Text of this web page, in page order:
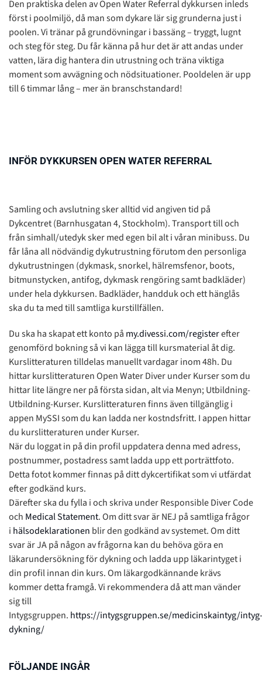
Den praktiska delen av Open Water Referral dykkursen inleds
först i poolmiljö, då man som dykare lär sig grunderna just i
poolen. Vi tränar på grundövningar i bassäng – tryggt, lugnt
och steg för steg. Du får känna på hur det är att andas under
vatten, lära dig hantera din utrustning och träna viktiga
moment som avvägning och nödsituationer. Pooldelen är upp
till 6 timmar lång – mer än branschstandard!
INFÖR DYKKURSEN OPEN WATER REFERRAL
Samling och avslutning sker alltid vid angiven tid på
Dykcentret (Barnhusgatan 4, Stockholm). Transport till och
från simhall/utedyk sker med egen bil alt i våran minibuss. Du
får låna all nödvändig dykutrustning förutom den personliga
dykutrustningen (dykmask, snorkel, hälremsfenor, boots,
bitmunstycken, antifog, dykmask rengöring samt badkläder)
under hela dykkursen. Badkläder, handduk och ett hänglås
ska du ta med till samtliga kurstillfällen.
Du ska ha skapat ett konto på my.divessi.com/registerefter
genomförd bokning så vi kan lägga till kursmaterial åt dig.
Kurslitteraturen tilldelas manuellt vardagar inom 48h. Du
hittar kurslitteraturen Open Water Diver under Kurser som du
hittar lite längre ner på första sidan, alt via Menyn; Utbildning-
Utbildning-Kurser. Kurslitteraturen finns även tillgänglig i
appen MySSI som du kan ladda ner kostndsfritt. I appen hittar
du kurslitteraturen under Kurser.
När du loggat in på din profil uppdatera denna med adress,
postnummer, postadress samt ladda upp ett porträttfoto.
Detta fotot kommer finnas på ditt dykcertifikat som vi utfärdat
efter godkänd kurs.
Därefter ska du fylla i och skriva under Responsible Diver Code
och Medical Statement. Om ditt svar är NEJ på samtliga frågor
i hälsodeklarationen blir den godkänd av systemet. Om ditt
svar är JA på någon av frågorna kan du behöva göra en
läkarundersökning för dykning och ladda upp läkarintyget i
din profil innan din kurs. Om läkargodkännande krävs
kommer detta framgå. Vi rekommendera då att man vänder
sig till
Intygsgruppen. https://intygsgruppen.se/medicinskaintyg/intyg-
dykning/
FÖLJANDE INGÅR